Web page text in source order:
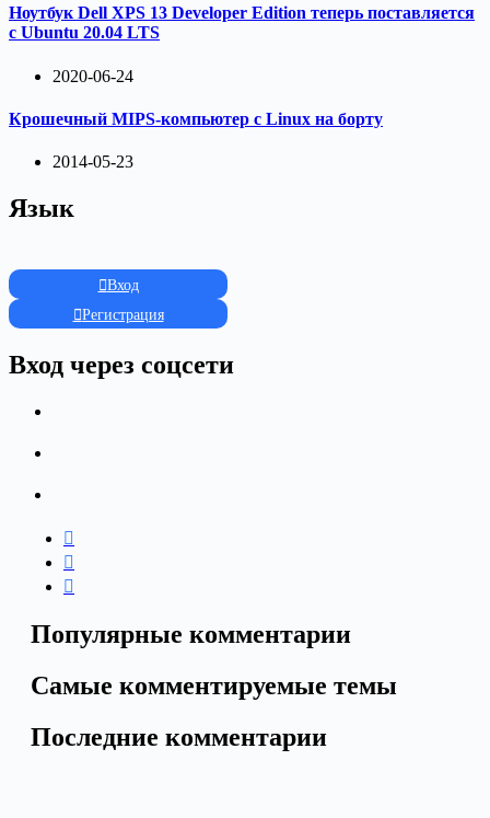
Ноутбук Dell XPS 13 Developer Edition теперь поставляется
с Ubuntu 20.04 LTS
2020-06-24
Крошечный MIPS-компьютер с Linux на борту
2014-05-23
Язык
Вход
Регистрация
Вход через соцсети
Популярные комментарии
Самые комментируемые темы
Последние комментарии